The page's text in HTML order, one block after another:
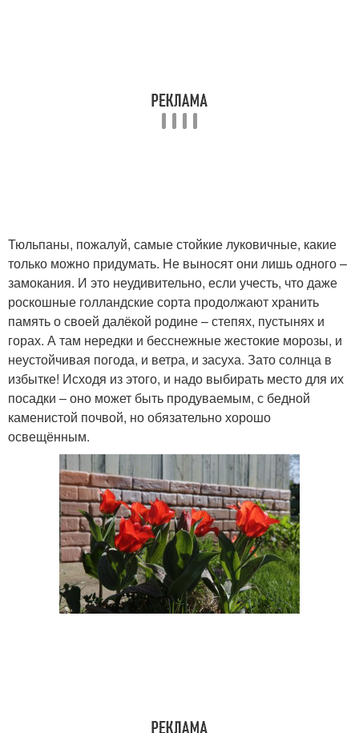
Тюльпаны, пожалуй, самые стойкие луковичные, какие
только можно придумать. Не выносят они лишь одного –
замокания. И это неудивительно, если учесть, что даже
роскошные голландские сорта продолжают хранить
память о своей далёкой родине – степях, пустынях и
горах. А там нередки и бесснежные жестокие морозы, и
неустойчивая погода, и ветра, и засуха. Зато солнца в
избытке! Исходя из этого, и надо выбирать место для их
посадки – оно может быть продуваемым, с бедной
каменистой почвой, но обязательно хорошо
освещённым.